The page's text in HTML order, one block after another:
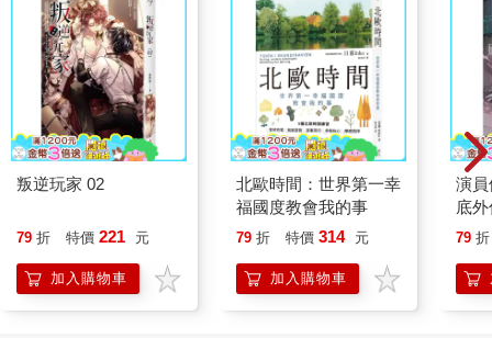
叛逆玩家 02
79 折 特價 221 元
加入購物車
北歐時間：世界第一幸
福國度教會我的事
79 折 特價 314 元
加入購物車
演
底
79 折